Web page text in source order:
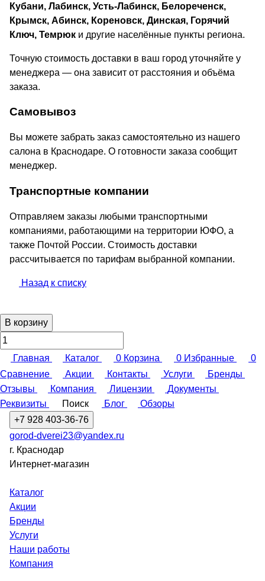
Кубани, Лабинск, Усть-Лабинск, Белореченск,
Крымск, Абинск, Кореновск, Динская, Горячий
Ключ, Темрюк и другие населённые пункты региона.
Точную стоимость доставки в ваш город уточняйте у
менеджера — она зависит от расстояния и объёма
заказа.
Самовывоз
Вы можете забрать заказ самостоятельно из нашего
салона в Краснодаре. О готовности заказа сообщит
менеджер.
Транспортные компании
Отправляем заказы любыми транспортными
компаниями, работающими на территории ЮФО, а
также Почтой России. Стоимость доставки
рассчитывается по тарифам выбранной компании.
Назад к списку
В корзину
Главная Каталог 0 Корзина 0 Избранные
0
Сравнение
Акции Контакты Услуги
Бренды
Отзывы
Компания Лицензии
Документы
Реквизиты
Поиск Блог
Обзоры
+7 928 403-36-76
gorod-dverei23@yandex.ru
г. Краснодар
Интернет-магазин
Каталог
Акции
Бренды
Услуги
Наши работы
Компания